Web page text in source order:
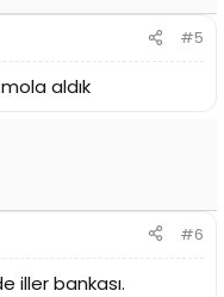
#5
aldık
#6
iller bankası.